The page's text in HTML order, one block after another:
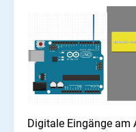
Digitale Eingänge